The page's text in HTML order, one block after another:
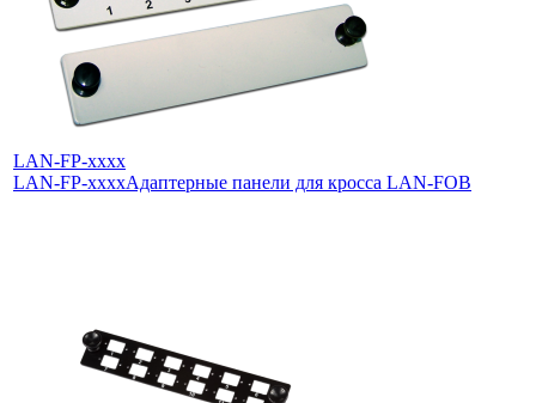
LAN-FP-xxхх
LAN-FP-xxххАдаптерные панели для кросса LAN-FOB